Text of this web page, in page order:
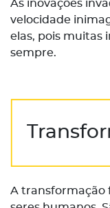
As inovações
velocidade
elas, pois muitas
sempre.
A transformação